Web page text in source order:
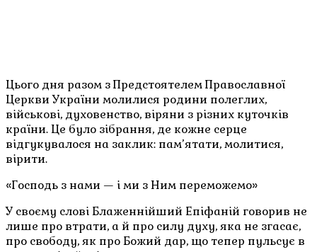
Цього дня разом з Предстоятелем Православної
Церкви України молилися родини полеглих,
військові, духовенство, віряни з різних куточків
країни. Це було зібрання, де кожне серце
відгукувалося на заклик: пам’ятати, молитися,
вірити.
«Господь з нами — і ми з Ним переможемо»
У своєму слові Блаженнійший Епіфаній говорив не
лише про втрати, а й про силу духу, яка не згасає,
про свободу, як про Божий дар, що тепер пульсує в